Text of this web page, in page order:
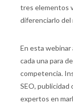
tres elementos
diferenciarlo del
En esta webinar
cada una para
competencia.
SEO, publicidad
expertos en